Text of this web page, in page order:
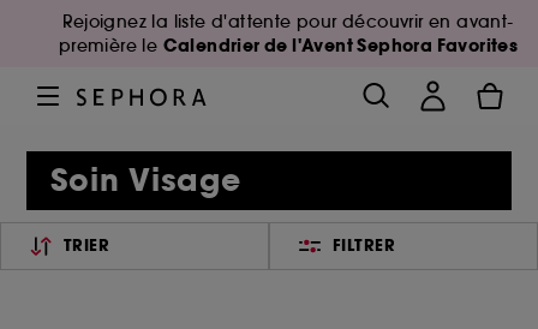
Rejoignez la liste d'attente pour découvrir en avant-
première le Calendrier de l'Avent Sephora Favorites
Soin Visage
TRIER FILTRER